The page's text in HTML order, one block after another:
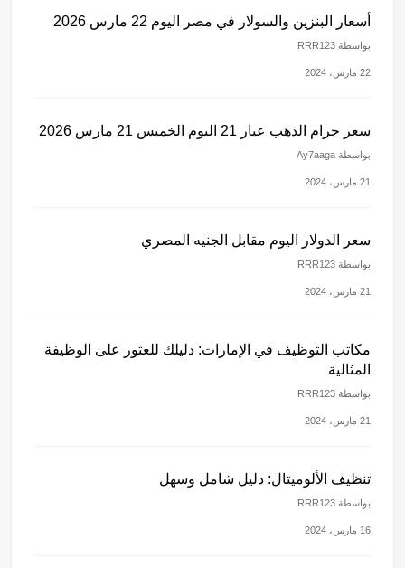
أسعار البنزين والسولار في مصر اليوم 22 مارس 2026
بواسطة RRR123
22 مارس، 2024
سعر جرام الذهب عيار 21 اليوم الخميس 21 مارس 2026
بواسطة Ay7aaga
21 مارس، 2024
سعر الدولار اليوم مقابل الجنيه المصري
بواسطة RRR123
21 مارس، 2024
مكاتب التوظيف في الإمارات: دليلك للعثور على الوظيفة
المثالية
بواسطة RRR123
21 مارس، 2024
تنظيف الألوميتال: دليل شامل وسهل
بواسطة RRR123
16 مارس، 2024